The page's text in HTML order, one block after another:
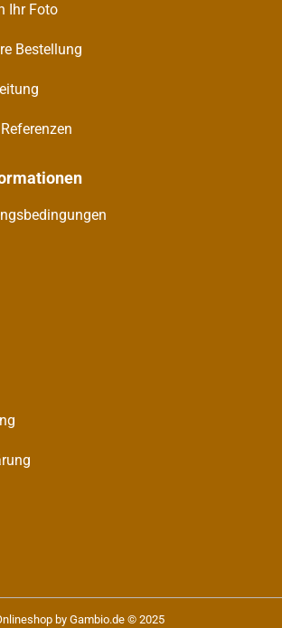
Ihr Foto
Bestellung
by Gambio.de © 2025